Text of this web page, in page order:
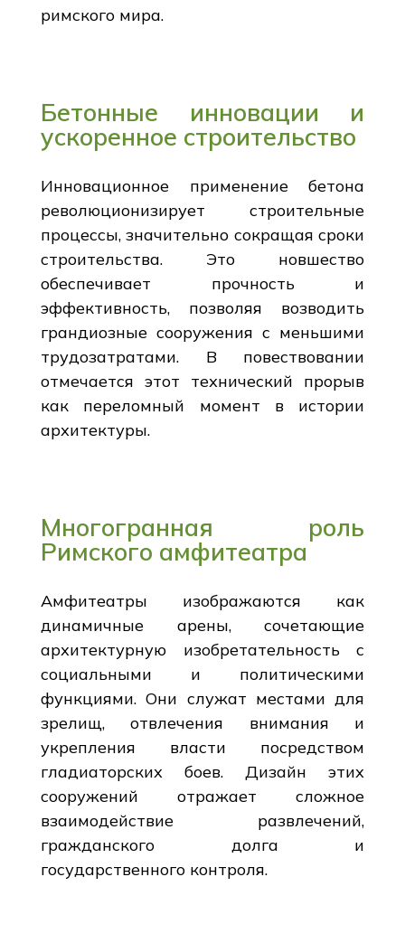
римского мира.
Бетонные инновации и
ускоренное строительство
Инновационное применение бетона
революционизирует строительные
процессы, значительно сокращая сроки
строительства. Это новшество
обеспечивает прочность и
эффективность, позволяя возводить
грандиозные сооружения с меньшими
трудозатратами. В повествовании
отмечается этот технический прорыв
как переломный момент в истории
архитектуры.
Многогранная роль
Римского амфитеатра
Амфитеатры изображаются как
динамичные арены, сочетающие
архитектурную изобретательность с
социальными и политическими
функциями. Они служат местами для
зрелищ, отвлечения внимания и
укрепления власти посредством
гладиаторских боев. Дизайн этих
сооружений отражает сложное
взаимодействие развлечений,
гражданского долга и
государственного контроля.